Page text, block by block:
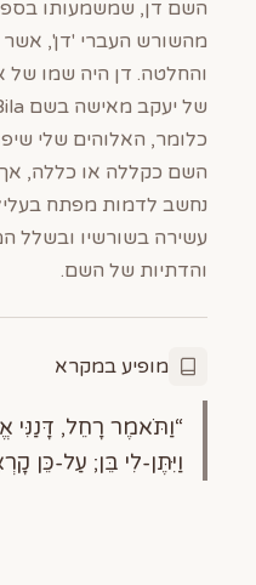
השם דן, שמשמעותו
מהשורש העברי 'דן',
והחלטה. דן היה שמו של
כלומר, האלוהים שלי
השם כקללה או כללה,
נחשב לדמות מפתח
עשירה בשורשיו ובשלל
והדתיות של השם.
מופיע במקרא
“וַתֹּאמֶר רָחֵל, דָּנַנִּי
וַיִּתֶּן-לִי בֵּן; עַל-כֵּן